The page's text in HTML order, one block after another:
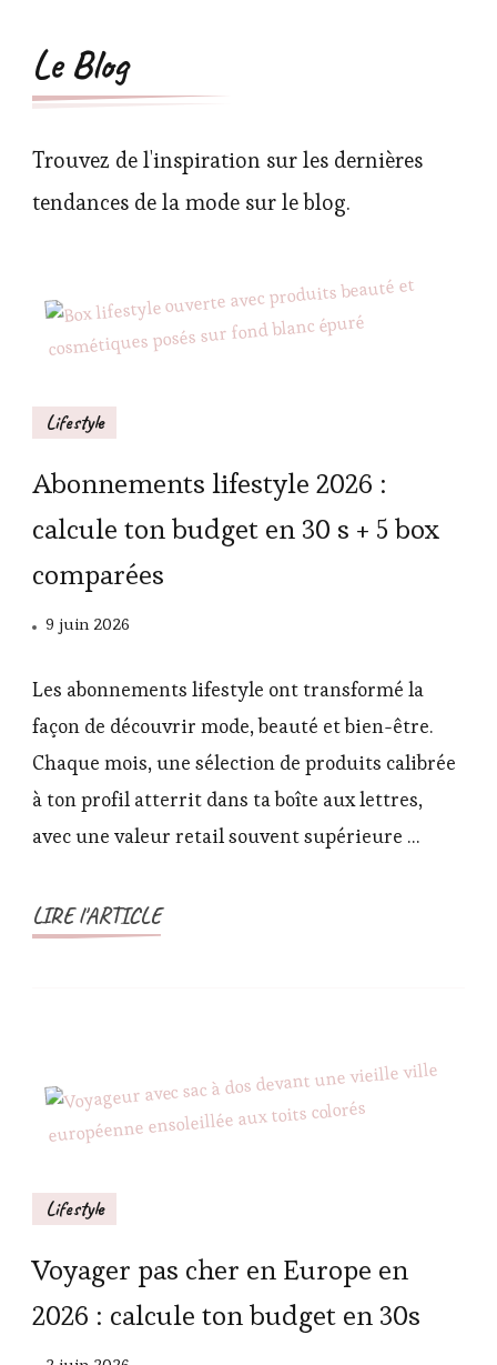
Le Blog
Trouvez de l'inspiration sur les dernières
tendances de la mode sur le blog.
Lifestyle
Abonnements lifestyle 2026 :
calcule ton budget en 30 s + 5 box
comparées
9 juin 2026
Les abonnements lifestyle ont transformé la
façon de découvrir mode, beauté et bien-être.
Chaque mois, une sélection de produits calibrée
à ton profil atterrit dans ta boîte aux lettres,
avec une valeur retail souvent supérieure …
LIRE l'ARTICLE
Lifestyle
Voyager pas cher en Europe en
2026 : calcule ton budget en 30s